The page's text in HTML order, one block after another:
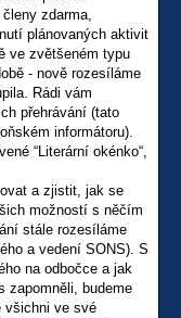
zdarma,
plánovaných aktivit
ve zvětšeném typu
- nově rozesíláme
Rádi vám
přehrávání (tato
informátoru).
“Literární okénko“,
a zjistit, jak se
možností s něčím
stále rozesíláme
a vedení SONS). S
na odbočce a jak
zapomněli, budeme
všichni ve své